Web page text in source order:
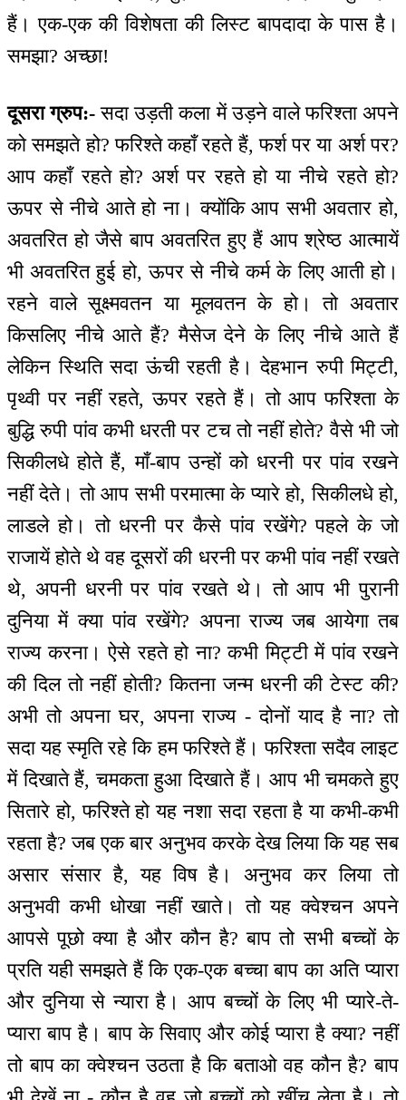
हैं। एक-एक की विशेषता की लिस्ट बापदादा के पास है।
समझा? अच्छा!
दूसरा ग्रुप:- सदा उड़ती कला में उड़ने वाले फरिश्ता अपने
को समझते हो? फरिश्ते कहाँ रहते हैं, फर्श पर या अर्श पर?
आप कहाँ रहते हो? अर्श पर रहते हो या नीचे रहते हो?
ऊपर से नीचे आते हो ना। क्योंकि आप सभी अवतार हो,
अवतरित हो जैसे बाप अवतरित हुए हैं आप श्रेष्ठ आत्मायें
भी अवतरित हुई हो, ऊपर से नीचे कर्म के लिए आती हो।
रहने वाले सूक्ष्मवतन या मूलवतन के हो। तो अवतार
किसलिए नीचे आते हैं? मैसेज देने के लिए नीचे आते हैं
लेकिन स्थिति सदा ऊंची रहती है। देहभान रुपी मिट्टी,
पृथ्वी पर नहीं रहते, ऊपर रहते हैं। तो आप फरिश्ता के
बुद्धि रुपी पांव कभी धरती पर टच तो नहीं होते? वैसे भी जो
सिकीलधे होते हैं, माँ-बाप उन्हों को धरनी पर पांव रखने
नहीं देते। तो आप सभी परमात्मा के प्यारे हो, सिकीलधे हो,
लाडले हो। तो धरनी पर कैसे पांव रखेंगे? पहले के जो
राजायें होते थे वह दूसरों की धरनी पर कभी पांव नहीं रखते
थे, अपनी धरनी पर पांव रखते थे। तो आप भी पुरानी
दुनिया में क्या पांव रखेंगे? अपना राज्य जब आयेगा तब
राज्य करना। ऐसे रहते हो ना? कभी मिट्टी में पांव रखने
की दिल तो नहीं होती? कितना जन्म धरनी की टेस्ट की?
अभी तो अपना घर, अपना राज्य - दोनों याद है ना? तो
सदा यह स्मृति रहे कि हम फरिश्ते हैं। फरिश्ता सदैव लाइट
में दिखाते हैं, चमकता हुआ दिखाते हैं। आप भी चमकते हुए
सितारे हो, फरिश्ते हो यह नशा सदा रहता है या कभी-कभी
रहता है? जब एक बार अनुभव करके देख लिया कि यह सब
असार संसार है, यह विष है। अनुभव कर लिया तो
अनुभवी कभी धोखा नहीं खाते। तो यह क्वेश्चन अपने
आपसे पूछो क्या है और कौन है? बाप तो सभी बच्चों के
प्रति यही समझते हैं कि एक-एक बच्चा बाप का अति प्यारा
और दुनिया से न्यारा है। आप बच्चों के लिए भी प्यारे-ते-
प्यारा बाप है। बाप के सिवाए और कोई प्यारा है क्या? नहीं
तो बाप का क्वेश्चन उठता है कि बताओ वह कौन है? बाप